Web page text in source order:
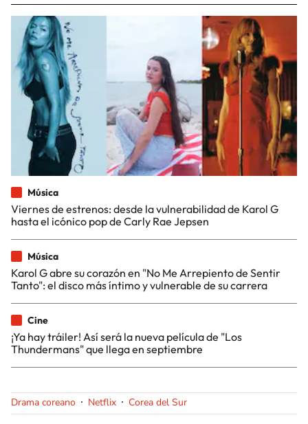
Música
Viernes de estrenos: desde la vulnerabilidad de Karol G
hasta el icónico pop de Carly Rae Jepsen
Música
Karol G abre su corazón en "No Me Arrepiento de Sentir
Tanto": el disco más íntimo y vulnerable de su carrera
Cine
¡Ya hay tráiler! Así será la nueva película de "Los
Thundermans" que llega en septiembre
Drama coreano Netflix Corea del Sur